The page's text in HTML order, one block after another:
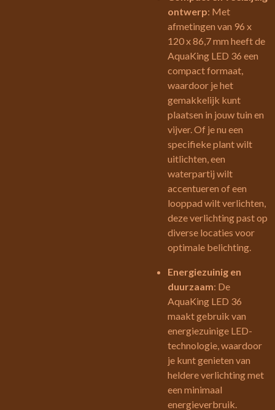
ontwerp: Met
afmetingen van 96 x
120 x 86,7 mm heeft de
AquaKing LED 36 een
compact formaat,
waardoor je het
gemakkelijk kunt
plaatsen in jouw tuin en
vijver. Of je nu een
specifieke plant wilt
uitlichten, een
waterpartij wilt
accentueren of een
looppad wilt verlichten,
deze verlichting past op
diverse locaties voor
optimale belichting.
Energiezuinig en
duurzaam: De
AquaKing LED 36
maakt gebruik van
energiezuinige LED-
technologie, waardoor
je kunt genieten van
heldere verlichting met
een minimaal
energieverbruik.